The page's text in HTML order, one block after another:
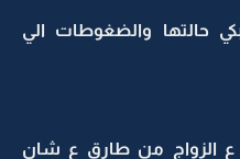
حالتها والضغوطات الي
ع الزواج من طارق ع شان